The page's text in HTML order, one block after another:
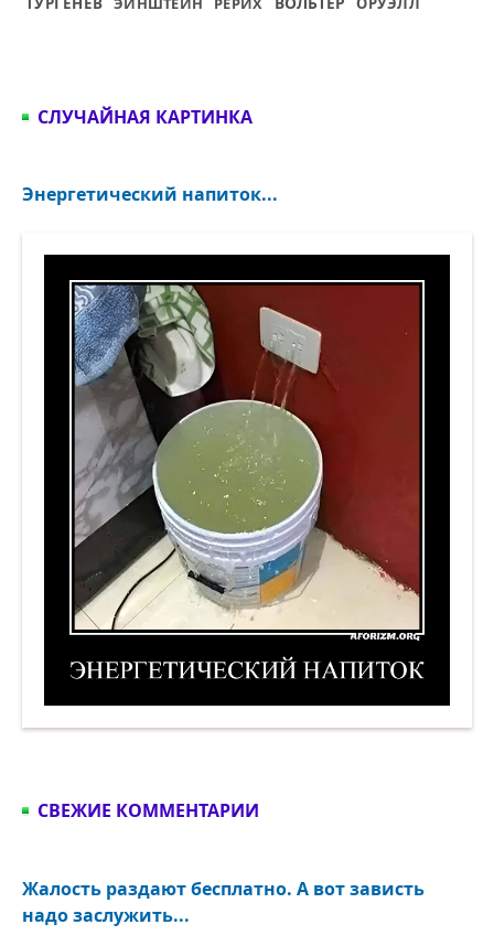
СЛУЧАЙНАЯ КАРТИНКА
Энергетический напиток...
СВЕЖИЕ КОММЕНТАРИИ
Жалость раздают бесплатно. А вот зависть
надо заслужить...